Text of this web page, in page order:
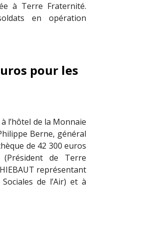
à Terre Fraternité.
en opération
pour les
l’hôtel de la Monnaie
Berne, général
de 42 300 euros
de Terre
représentant
de l’Air) et à